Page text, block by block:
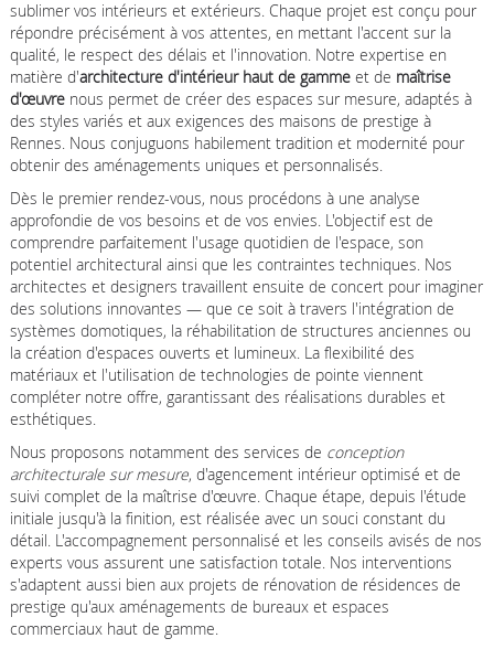
sublimer vos intérieurs et extérieurs. Chaque projet est conçu pour
répondre précisément à vos attentes, en mettant l'accent sur la
qualité, le respect des délais et l'innovation. Notre expertise en
matière d'architecture d'intérieur haut de gammeet de maîtrise
d'œuvrenous permet de créer des espaces sur mesure, adaptés à
des styles variés et aux exigences des maisons de prestige à
Rennes. Nous conjuguons habilement tradition et modernité pour
obtenir des aménagements uniques et personnalisés.
Dès le premier rendez-vous, nous procédons à une analyse
approfondie de vos besoins et de vos envies. L'objectif est de
comprendre parfaitement l'usage quotidien de l'espace, son
potentiel architectural ainsi que les contraintes techniques. Nos
architectes et designers travaillent ensuite de concert pour imaginer
des solutions innovantes — que ce soit à travers l'intégration de
systèmes domotiques, la réhabilitation de structures anciennes ou
la création d'espaces ouverts et lumineux. La flexibilité des
matériaux et l'utilisation de technologies de pointe viennent
compléter notre offre, garantissant des réalisations durables et
esthétiques.
Nous proposons notamment des services de conception
architecturale sur mesure, d'agencement intérieur optimisé et de
suivi complet de la maîtrise d'œuvre. Chaque étape, depuis l'étude
initiale jusqu'à la finition, est réalisée avec un souci constant du
détail. L'accompagnement personnalisé et les conseils avisés de nos
experts vous assurent une satisfaction totale. Nos interventions
s'adaptent aussi bien aux projets de rénovation de résidences de
prestige qu'aux aménagements de bureaux et espaces
commerciaux haut de gamme.